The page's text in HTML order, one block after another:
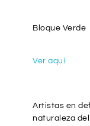
Bloque Verde
Ver aquí
Artistas en
naturaleza